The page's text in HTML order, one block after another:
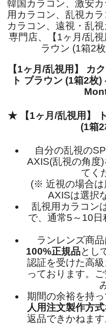
韓国カラコン、激安
用カラコン、乱視カ
カラコン、遠視・乱
専門店、【1ヶ月/乱
ラウン (1箱2
【1ヶ月/乱視用】 カ
ト ブラウン (1箱2
★ 【1ヶ月/乱視用】
(1箱
自分の乱視の
AXIS(乱視の角度
てく
(※ 近視の場合は
AXISは選択
乱視用カラコン
で、 通常5～10日
ランレンズ商品
100%正規品とし
認証を受けた高
っております。
期間の余裕を持っ
人用注文製作方式
返品できかねま